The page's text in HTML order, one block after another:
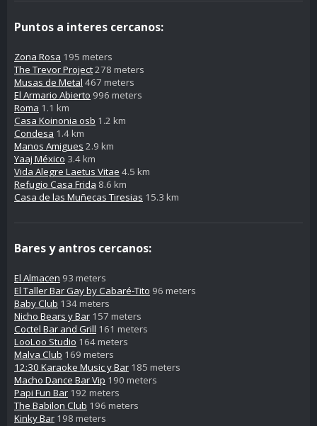
Puntos a interes cercanos:
Zona Rosa 195 meters
The Trevor Project278 meters
Musas de Metal 467 meters
El Armario Abierto 996 meters
Roma 1.1 km
Casa Koinonia osb 1.2 km
Condesa 1.4 km
Manos Amigues 2.9 km
Yaaj México 3.4 km
Vida Alegre Laetus Vitae 4.5 km
Refugio Casa Frida 8.6 km
Casa de las Muñecas Tiresias 15.3 km
Bares y antros cercanos:
El Almacen 93 meters
El Taller Bar Gay by Cabaré-Tito 96 meters
Baby Club 134 meters
Nicho Bears y Bar 157 meters
Coctel Bar and Grill 161 meters
LooLoo Studio 164 meters
Malva Club 169 meters
12:30 Karaoke Music y Bar 185 meters
Macho Dance Bar Vip 190 meters
Papi Fun Bar 192 meters
The Babilon Club 196 meters
Kinky Bar 198 meters